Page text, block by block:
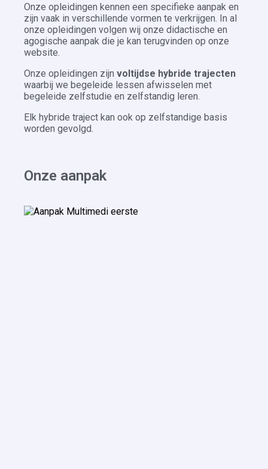
Onze opleidingen kennen een specifieke aanpak en
zijn vaak in verschillende vormen te verkrijgen. In al
onze opleidingen volgen wij onze didactische en
agogische aanpak die je kan terugvinden op onze
website.
Onze opleidingen zijn voltijdse hybride trajecten
waarbij we begeleide lessen afwisselen met
begeleide zelfstudie en zelfstandig leren.
Elk hybride traject kan ook op zelfstandige basis
worden gevolgd.
Onze aanpak